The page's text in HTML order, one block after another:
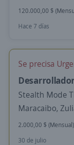
120.000,00 $
Hace 7 días
Se precisa
Stealth Mode
Maracaibo,
2.000,00 $ (Mensual)
30 de julio